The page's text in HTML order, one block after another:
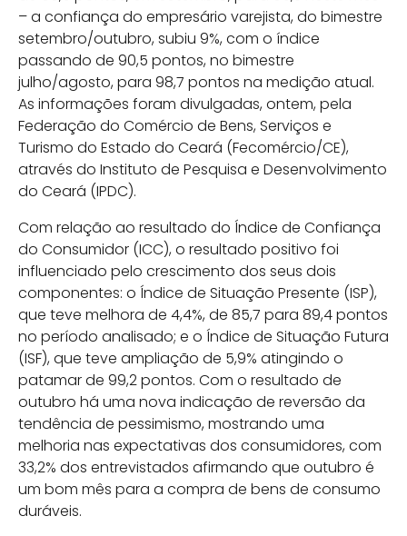
– a confiança do empresário varejista, do bimestre
setembro/outubro, subiu 9%, com o índice
passando de 90,5 pontos, no bimestre
julho/agosto, para 98,7 pontos na medição atual.
As informações foram divulgadas, ontem, pela
Federação do Comércio de Bens, Serviços e
Turismo do Estado do Ceará (Fecomércio/CE),
através do Instituto de Pesquisa e Desenvolvimento
do Ceará (IPDC).
Com relação ao resultado do Índice de Confiança
do Consumidor (ICC), o resultado positivo foi
influenciado pelo crescimento dos seus dois
componentes: o Índice de Situação Presente (ISP),
que teve melhora de 4,4%, de 85,7 para 89,4 pontos
no período analisado; e o Índice de Situação Futura
(ISF), que teve ampliação de 5,9% atingindo o
patamar de 99,2 pontos. Com o resultado de
outubro há uma nova indicação de reversão da
tendência de pessimismo, mostrando uma
melhoria nas expectativas dos consumidores, com
33,2% dos entrevistados afirmando que outubro é
um bom mês para a compra de bens de consumo
duráveis.